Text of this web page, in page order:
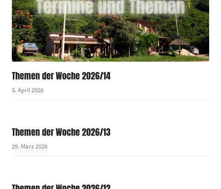
Themen der Woche 2026/14
5. April 2026
Themen der Woche 2026/13
29. März 2026